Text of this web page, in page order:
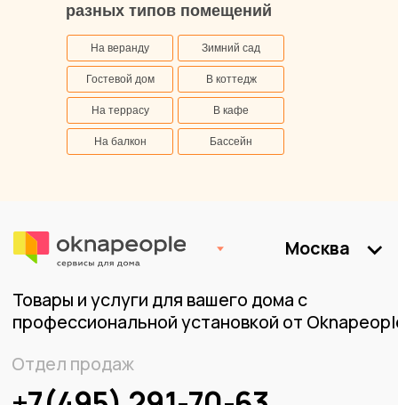
разных типов помещений
В коттедж
На террасу
Гостевой дом
Бассейн
На веранду Зимний сад
На балкон
В кафе